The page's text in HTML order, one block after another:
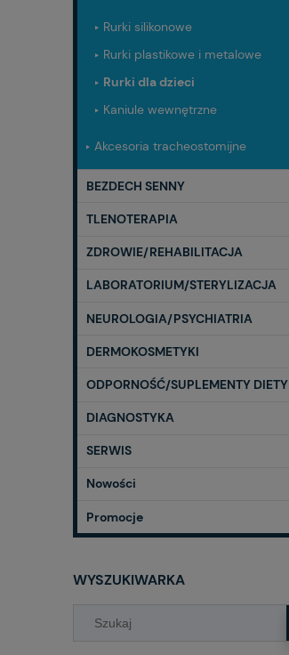
Rurki silikonowe
Rurki plastikowe i metalowe
Rurki dla dzieci
Kaniule wewnętrzne
Akcesoria tracheostomijne
BEZDECH SENNY
TLENOTERAPIA
ZDROWIE/REHABILITACJA
LABORATORIUM/STERYLIZACJA
NEUROLOGIA/PSYCHIATRIA
DERMOKOSMETYKI
ODPORNOŚĆ/SUPLEMENTY DIETY
DIAGNOSTYKA
SERWIS
Nowości
Promocje
WYSZUKIWARKA